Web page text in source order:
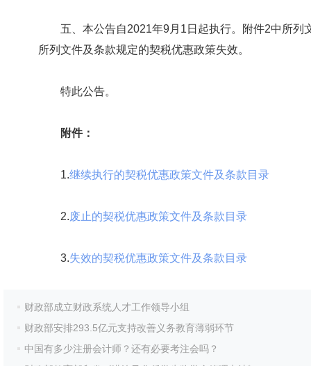
五、本公告自2021年9月1日起执行。附件2中所列
所列文件及条款规定的契税优惠政策失效。
特此公告。
附件：
1.继续执行的契税优惠政策文件及条款目录
2.废止的契税优惠政策文件及条款目录
3.失效的契税优惠政策文件及条款目录
财政部成立财政系统人才工作领导小组
财政部安排293.5亿元支持改善义务教育薄弱环节
中国有多少注册会计师？还有必要考注会吗？